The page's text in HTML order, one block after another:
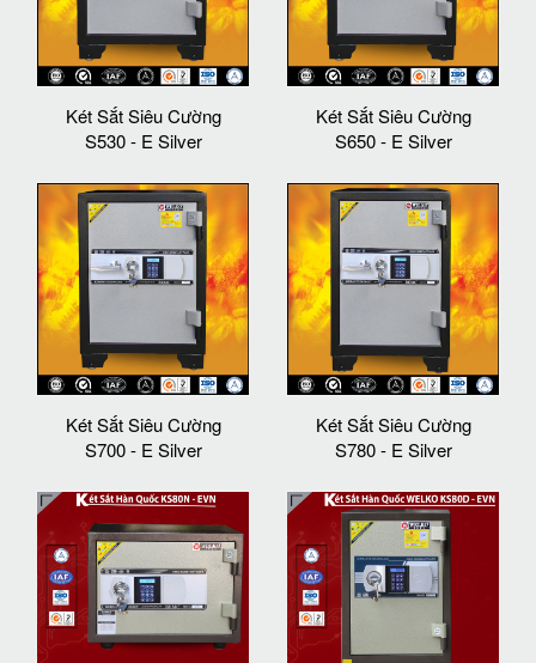
Két Sắt Siêu Cường
S530 - E Silver
Két Sắt Siêu Cường
S650 - E Silver
Két Sắt Siêu Cường
S700 - E Silver
Két Sắt Siêu Cường
S780 - E Silver